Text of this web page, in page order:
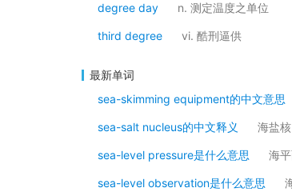
degree day n. 测定温度之单位
third degree vi. 酷刑逼供
最新单词
sea-skimming equipment的中文意思
sea-salt nucleus的中文释义 海盐核
sea-level pressure是什么意思 海
sea-level observation是什么意思